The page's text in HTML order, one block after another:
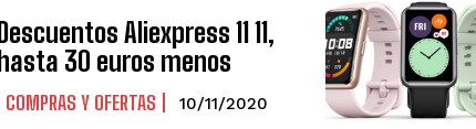
Descuentos Aliexpress 11 11,
hasta 30 euros menos
COMPRAS Y OFERTAS 10/11/2020